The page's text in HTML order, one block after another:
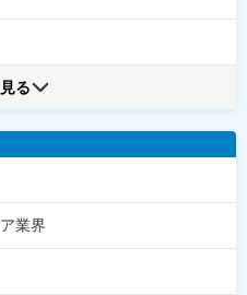
る
業界